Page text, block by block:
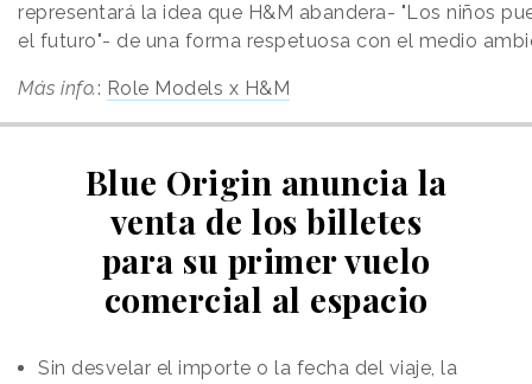
representará la idea que H&M abandera- "Los niños
el futuro"- de una forma respetuosa con el medio
Más info.: Role Models x H&M
Blue Origin anuncia la
venta de los billetes
para su primer vuelo
comercial al espacio
Sin desvelar el importe o la fecha del viaje, la